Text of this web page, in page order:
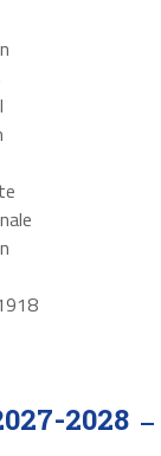
2028